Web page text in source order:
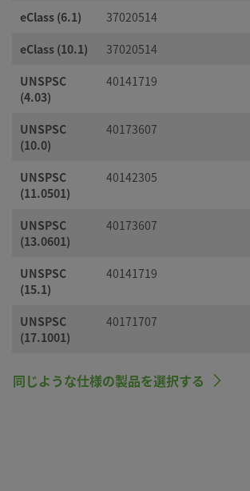
eClass (6.1)
37020514
eClass (10.1)
37020514
UNSPSC
(4.03)
40141719
UNSPSC
(10.0)
40173607
UNSPSC
(11.0501)
40142305
UNSPSC
(13.0601)
40173607
UNSPSC
(15.1)
40141719
UNSPSC
(17.1001)
40171707
同じような仕様の製品を選択する